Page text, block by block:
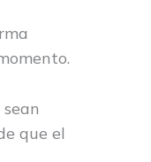
que el